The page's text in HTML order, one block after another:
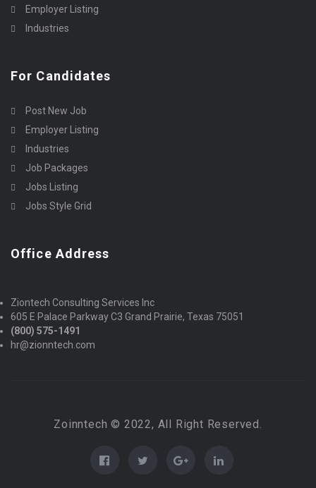
Employer Listing
Industries
For Candidates
Post New Job
Employer Listing
Industries
Job Packages
Jobs Listing
Jobs Style Grid
Office Address
Ziontech Consulting Services Inc
605 E Palace Parkway C3 Grand Prairie, Texas 75051
(800) 575-1491
hr@zionntech.com
Zoinntech © 2022, All Right Reserved.